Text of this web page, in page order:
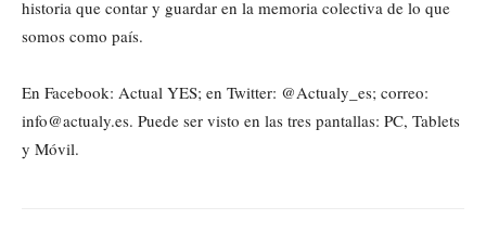
historia que contar y guardar en la memoria colectiva de lo que
somos como país.
En Facebook: Actual YES; en Twitter: @Actualy_es; correo:
info@actualy.es. Puede ser visto en las tres pantallas: PC, Tablets
y Móvil.